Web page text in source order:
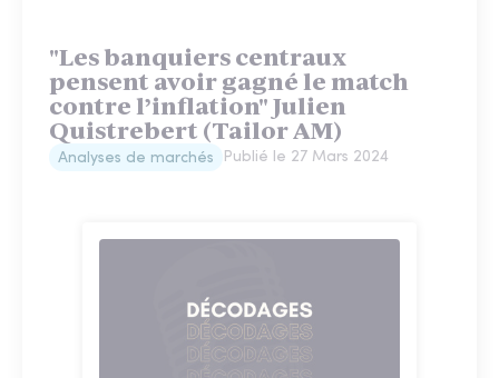
"Les banquiers centraux
pensent avoir gagné le match
contre l’inflation" Julien
Quistrebert (Tailor AM)
Analyses de marchés Publié le 27 Mars 2024